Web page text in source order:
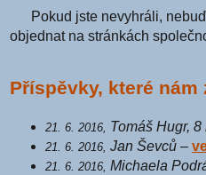
Pokud jste nevyhráli,
objednat na stránkách
Příspěvky, které nám
21. 6. 2016, Tomáš Hugr, 8
21. 6. 2016, Jan Ševců –
21. 6. 2016, Michaela